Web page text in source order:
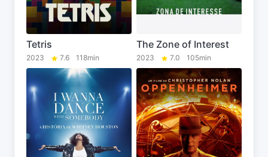
Tetris
2023 7.6 118min
The Zone of Interest
2023 7.0 105min